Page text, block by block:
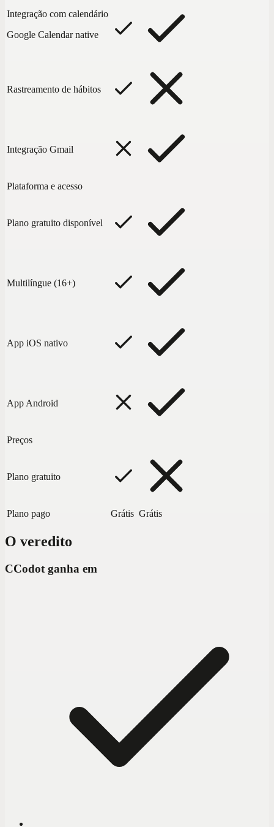
Integração com calendário
Google Calendar native
Rastreamento de hábitos
Integração Gmail
Plataforma e acesso
Plano gratuito disponível
Multilíngue (16+)
App iOS nativo
App Android
Preços
Plano gratuito
Plano pago Grátis Grátis
O veredito
CCodot ganha em